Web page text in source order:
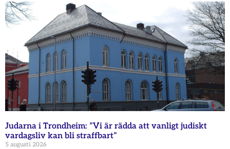
Judarna i Trondheim: ”Vi är rädda att vanligt judiskt
vardagsliv kan bli straffbart”
5 augusti 2026